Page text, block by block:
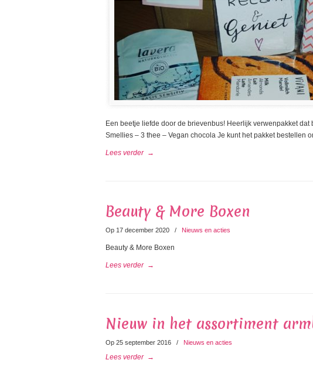
Een beetje liefde door de brievenbus! Heerlijk verwenpakket
Smellies – 3 thee – Vegan chocola Je kunt het pakket bestellen
Lees verder →
Beauty & More Boxen
Op 17 december 2020 / Nieuws en acties
Beauty & More Boxen
Lees verder →
Nieuw in het assortiment
Op 25 september 2016 / Nieuws en acties
Lees verder →